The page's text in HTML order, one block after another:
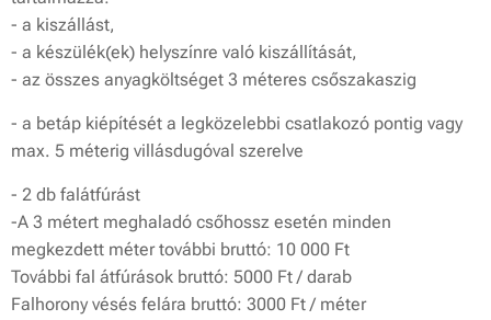
- a kiszállást,
- a készülék(ek) helyszínre való kiszállítását,
- az összes anyagköltséget 3 méteres csőszakaszig
- a betáp kiépítését a legközelebbi csatlakozó pontig vagy
max. 5 méterig villásdugóval szerelve
- 2 db falátfúrást
-A 3 métert meghaladó csőhossz esetén minden
megkezdett méter további bruttó: 10 000 Ft
További fal átfúrások bruttó: 5000 Ft / darab
Falhorony vésés felára bruttó: 3000 Ft / méter